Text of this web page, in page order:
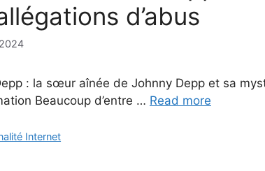
d’abus
: la sœur aînée de Johnny Depp et sa
Beaucoup d’entre … Read more
Internet